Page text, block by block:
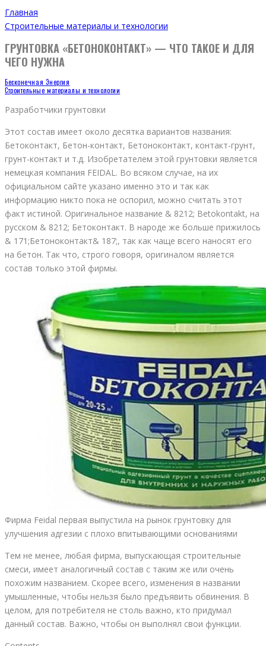
Главная
Строительные материалы и технологии
ГРУНТОВКА «БЕТОНОКОНТАКТ» — ЧТО ТАКОЕ И ДЛЯ
ЧЕГО НУЖНА
Бесконечная Энергия
Строительные материалы и технологии
Разработчики грунтовки
Этот состав имеет около десятка вариантов названия:
Бетоконтакт, Бетон-контакт, Бетоноконтакт, контакт-грунт,
грунт-контакт и т.д. Изобретателем этой грунтовки является
немецкая компания FEIDAL. Во всяком случае, на их
официальном сайте указано именно это и так как
информацию никто пока не оспорил, можно считать этот
факт истиной. Оригинальное название & 8212; Betokontakt, на
русском & 8212; Бетоконтакт. В народе же больше прижилось
& 171;Бетоноконтакт& 187;, так как чаще всего наносят его
на бетон. Так что, строго говоря, оригиналом является
состав только этой фирмы.
Фирма Feidal первая выпустила на рынок грунтовку для
улучшения адгезии с плохо впитывающими основаниями
Тем не менее, любая фирма, выпускающая строительные
смеси, имеет аналогичный состав с таким же или очень
похожим названием. Скорее всего, изменения в названии
умышленные, чтобы нельзя было предъявить обвинения. В
целом, для потребителя не столь важно, кто придумал
данный состав. Важно, чтобы он выполнял свои функции.